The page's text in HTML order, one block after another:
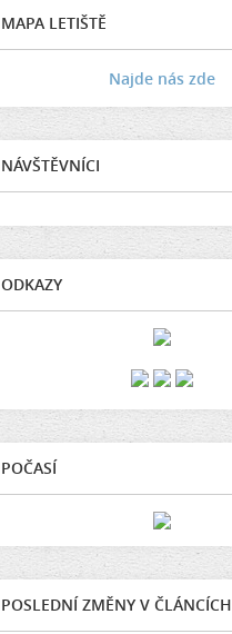
MAPA LETIŠTĚ
Najde nás zde
NÁVŠTĚVNÍCI
ODKAZY
POČASÍ
POSLEDNÍ ZMĚNY V ČLÁNCÍCH